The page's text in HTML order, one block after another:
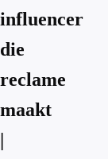
influencer
die
reclame
maakt
|